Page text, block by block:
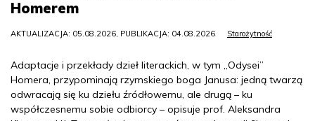
Homerem
AKTUALIZACJA: 05.08.2026, PUBLIKACJA: 04.08.2026 Starożytność
Adaptacje i przekłady dzieł literackich, w tym „Odysei”
Homera, przypominają rzymskiego boga Janusa: jedną twarzą
odwracają się ku dziełu źródłowemu, ale drugą – ku
współczesnemu sobie odbiorcy – opisuje prof. Aleksandra